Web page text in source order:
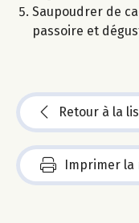
Saupoudrer de
passoire et
Retour à la
Imprimer